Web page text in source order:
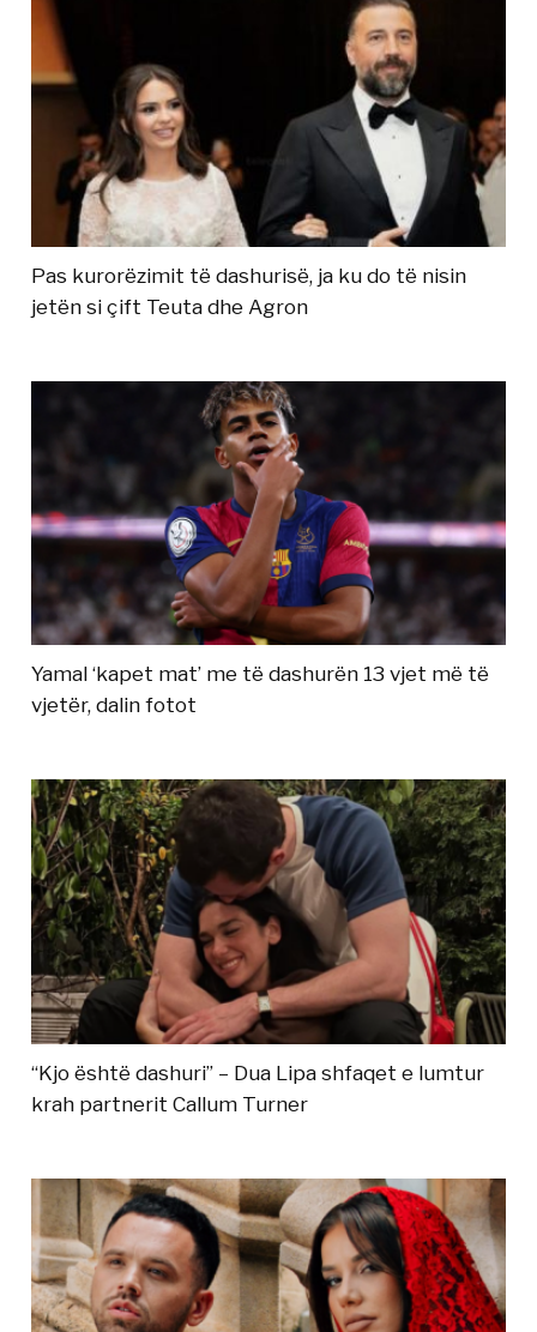
Pas kurorëzimit të dashurisë, ja ku do të nisin
jetën si çift Teuta dhe Agron
Yamal ‘kapet mat’ me të dashurën 13 vjet më të
vjetër, dalin fotot
“Kjo është dashuri” – Dua Lipa shfaqet e lumtur
krah partnerit Callum Turner